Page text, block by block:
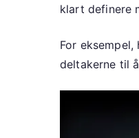
klart definere
For
deltakerne til